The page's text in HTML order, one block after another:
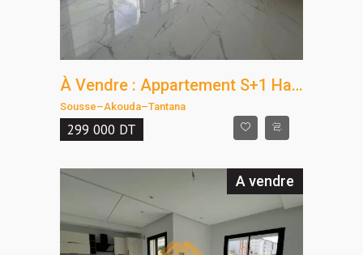
À Vendre : Appartement S+1 Haut Standing à Tantana, Résidence Pied Dans L'Eau
Sousse–Akouda–Tantana
299 000 DT
A vendre